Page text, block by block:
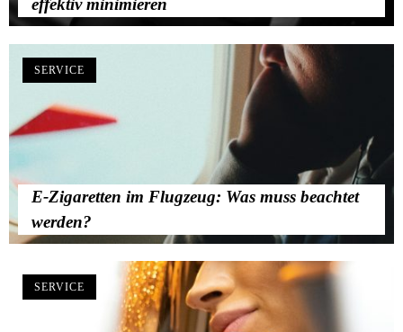
E-Zigaretten im Flugzeug: Was muss beachtet
werden?
SERVICE
SERVICE